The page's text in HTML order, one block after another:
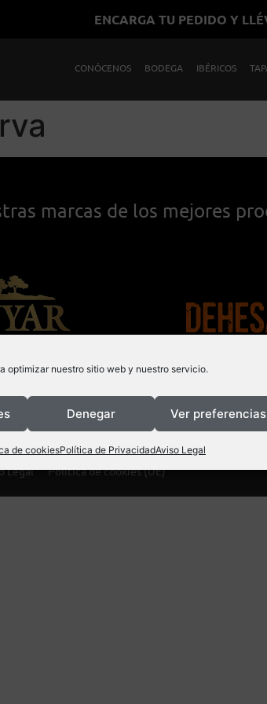
optimizar nuestro sitio web y nuestro servicio.
Denegar Ver preferencias
de cookiesPolítica de PrivacidadAviso Legal
ENCARGA TU PEDIDO Y
CONÓCENOS BODEGA IBÉRICOS
marcas de los mejores
Legal Política de cookies (UE)